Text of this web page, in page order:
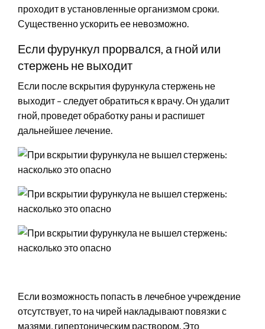
проходит в установленные организмом сроки.
Существенно ускорить ее невозможно.
Если фурункул прорвался, а гной или
стержень не выходит
Если после вскрытия фурункула стержень не
выходит – следует обратиться к врачу. Он удалит
гной, проведет обработку раны и распишет
дальнейшее лечение.
Если возможность попасть в лечебное учреждение
отсутствует, то на чирей накладывают повязки с
мазями, гипертоническим раствором. Это